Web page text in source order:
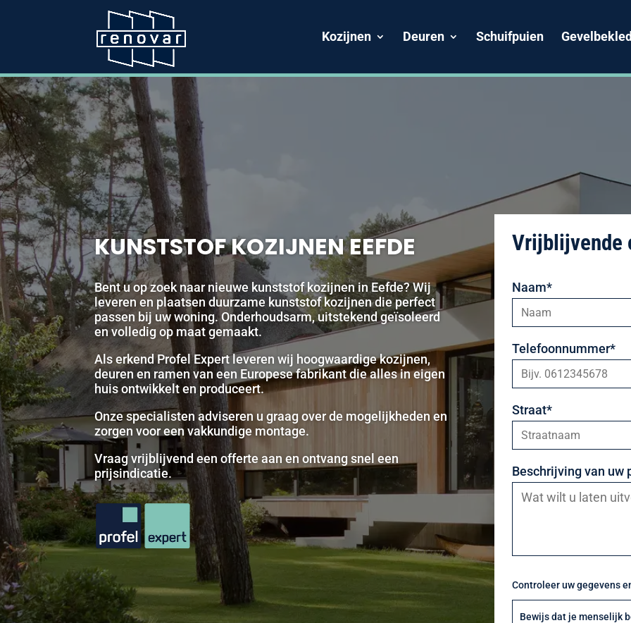
Kozijnen Deuren Schuifpuien
KUNSTSTOF KOZIJNEN EEFDE
Bent u op zoek naar nieuwe kunststof kozijnen in Eefde? Wij
leveren en plaatsen duurzame kunststof kozijnen die perfect
passen bij uw woning. Onderhoudsarm, uitstekend geïsoleerd
en volledig op maat gemaakt.
Als erkend Profel Expert leveren wij hoogwaardige kozijnen,
deuren en ramen van een Europese fabrikant die alles in eigen
huis ontwikkelt en produceert.
Onze specialisten adviseren u graag over de mogelijkheden en
zorgen voor een vakkundige montage.
Vraag vrijblijvend een offerte aan en ontvang snel een
prijsindicatie.
Vrijblijvende
Naam*
Telefoonnummer*
Straat*
Beschrijving van uw
Controleer uw gegevens
Bewijs dat je menselijk